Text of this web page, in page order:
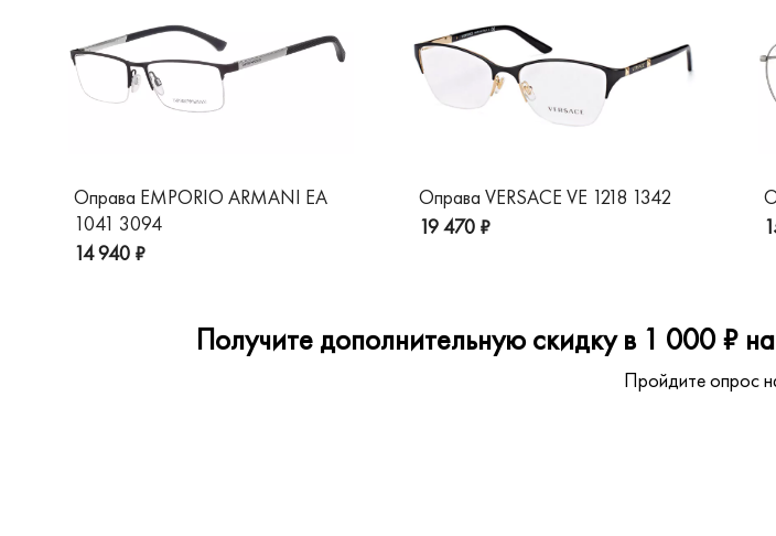
Оправа EMPORIO ARMANI EA
1041 3094
14 940 ₽
Оправа VERSACE VE 1218 1342
19 470 ₽
Получите дополнительную скидку в 1 000 ₽
Пройдите опрос